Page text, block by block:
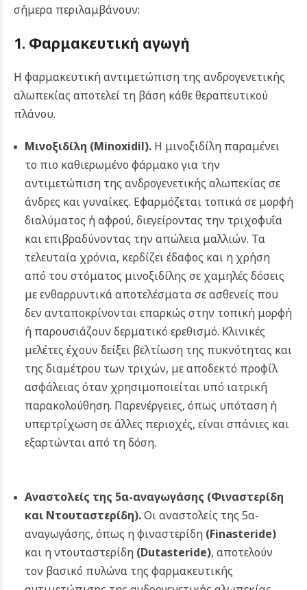
σήμερα περιλαμβάνουν:
1. Φαρμακευτική αγωγή
Η φαρμακευτική αντιμετώπιση της ανδρογενετικής
αλωπεκίας αποτελεί τη βάση κάθε θεραπευτικού
πλάνου.
Μινοξιδίλη (Minoxidil).Η μινοξιδίλη παραμένει
το πιο καθιερωμένο φάρμακο για την
αντιμετώπιση της ανδρογενετικής αλωπεκίας σε
άνδρες και γυναίκες. Εφαρμόζεται τοπικά σε μορφή
διαλύματος ή αφρού, διεγείροντας την τριχοφυΐα
και επιβραδύνοντας την απώλεια μαλλιών. Τα
τελευταία χρόνια, κερδίζει έδαφος και η χρήση
από του στόματος μινοξιδίλης σε χαμηλές δόσεις
με ενθαρρυντικά αποτελέσματα σε ασθενείς που
δεν ανταποκρίνονται επαρκώς στην τοπική μορφή
ή παρουσιάζουν δερματικό ερεθισμό. Κλινικές
μελέτες έχουν δείξει βελτίωση της πυκνότητας και
της διαμέτρου των τριχών, με αποδεκτό προφίλ
ασφάλειας όταν χρησιμοποιείται υπό ιατρική
παρακολούθηση. Παρενέργειες, όπως υπόταση ή
υπερτρίχωση σε άλλες περιοχές, είναι σπάνιες και
εξαρτώνται από τη δόση.
Αναστολείς της 5α-αναγωγάσης (Φιναστερίδη
και Ντουταστερίδη).Οι αναστολείς της 5α-
αναγωγάσης, όπως η φιναστερίδη (Finasteride)
και η ντουταστερίδη (Dutasteride), αποτελούν
τον βασικό πυλώνα της φαρμακευτικής